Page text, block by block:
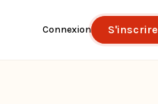
Connexion S'inscrire